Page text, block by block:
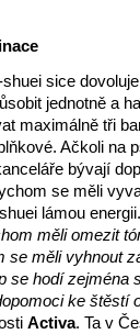
sice
jednotně a
maximálně tři
Ačkoli na
bývají
se měli
lámou energii.
měli omezit
se měli vyhnout
se hodí zejména
ke štěstí
Activa. Ta v